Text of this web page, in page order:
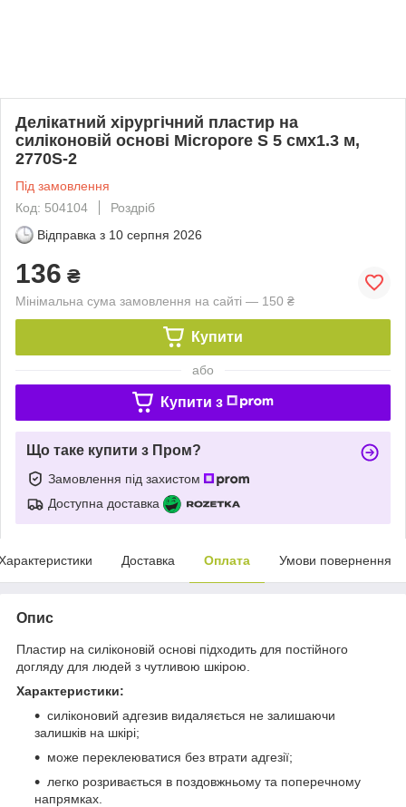
Делікатний хірургічний пластир на
силіконовій основі Micropore S 5 смх1.3 м,
2770S-2
Під замовлення
Код: 504104
Роздріб
Відправка з 10 серпня 2026
136 ₴
Мінімальна сума замовлення на сайті — 150 ₴
Купити
або
Купити з
Що таке купити з Пром?
Замовлення під захистом
Доступна доставка
Доставка Оплата Умови повернення
Опис
Пластир на силіконовій основі підходить для постійного
догляду для людей з чутливою шкірою.
Характеристики:
силіконовий адгезив видаляється не залишаючи
залишків на шкірі;
може переклеюватися без втрати адгезії;
легко розривається в поздовжньому та поперечному
напрямках.